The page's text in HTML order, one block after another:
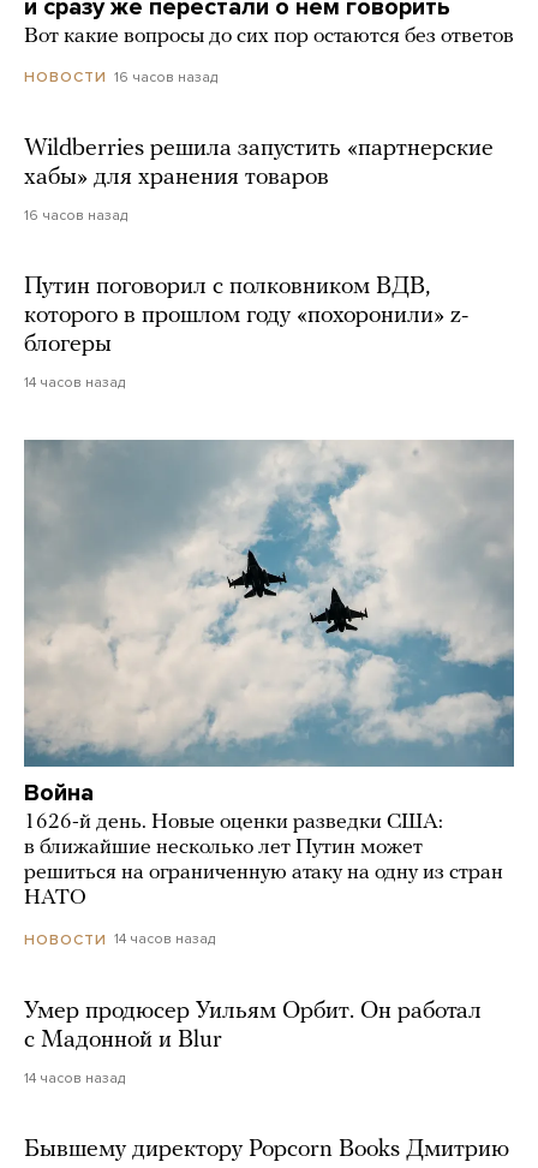
и сразу же перестали о нем говорить
Вот какие вопросы до сих пор остаются без ответов
НОВОСТИ 16 часов назад
Wildberries решила запустить «партнерские
хабы» для хранения товаров
16 часов назад
Путин поговорил с полковником ВДВ,
которого в прошлом году «похоронили» z-
блогеры
14 часов назад
Война
1626-й день. Новые оценки разведки США:
в ближайшие несколько лет Путин может
решиться на ограниченную атаку на одну из стран
НАТО
НОВОСТИ 14 часов назад
Умер продюсер Уильям Орбит. Он работал
с Мадонной и Blur
14 часов назад
Бывшему директору Popcorn Books Дмитрию